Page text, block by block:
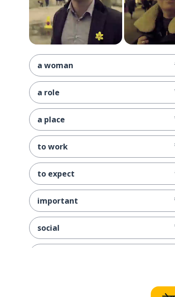
a woman
a role
a place
to work
to expect
important
social